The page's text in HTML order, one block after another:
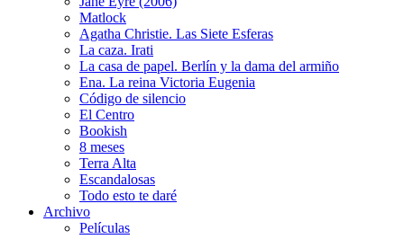
Matlock
Agatha Christie. Las Siete Esferas
La caza. Irati
La casa de papel. Berlín y la dama del armiño
Ena. La reina Victoria Eugenia
Código de silencio
El Centro
Bookish
8 meses
Terra Alta
Escandalosas
Todo esto te daré
Archivo
Películas